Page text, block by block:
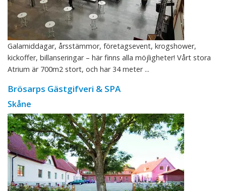
Galamiddagar, årsstämmor, företagsevent, krogshower,
kickoffer, billanseringar – här finns alla möjligheter! Vårt stora
Atrium är 700m2 stort, och har 34 meter ...
Brösarps Gästgifveri & SPA
Skåne